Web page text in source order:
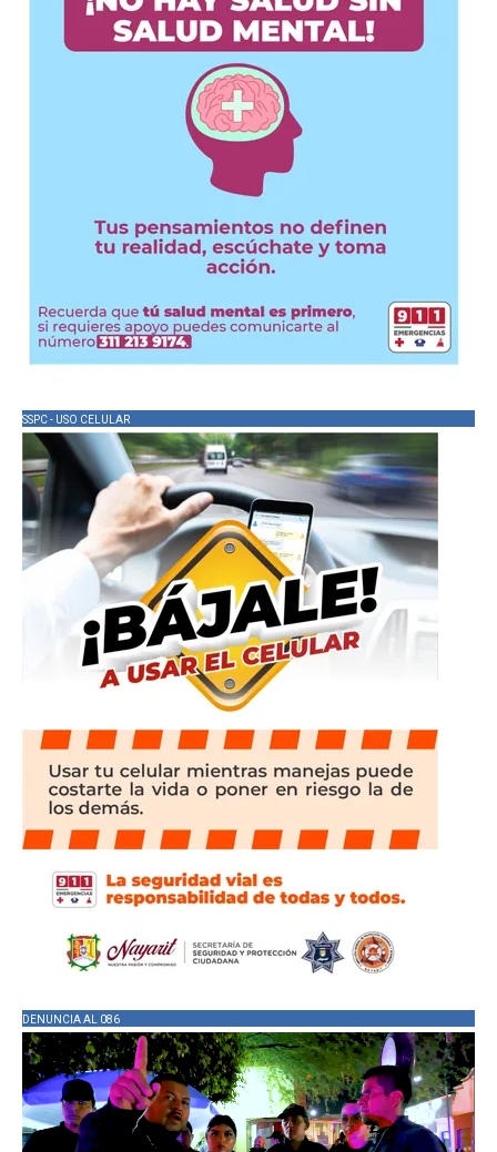
SSPC - USO CELULAR
DENUNCIA AL 086